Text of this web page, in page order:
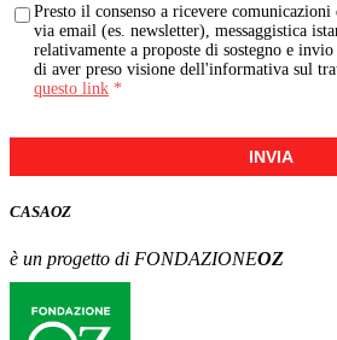
Presto il consenso a ricevere comunicazioni
via email (es. newsletter), messaggistica
relativamente a proposte di sostegno e
di aver preso visione dell'informativa sul
questo link *
INVIA
CASAOZ
è un progetto di FONDAZIONEOZ